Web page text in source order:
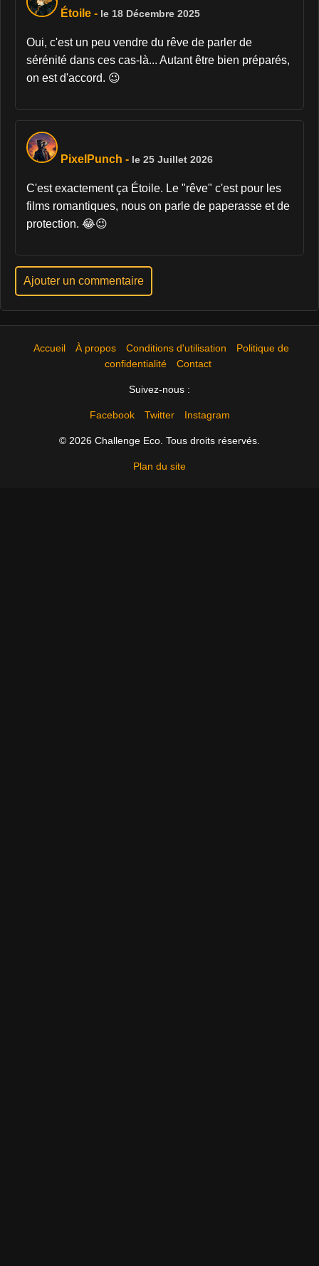
Étoile - le 18 Décembre 2025
Oui, c'est un peu vendre du rêve de parler de
sérénité dans ces cas-là... Autant être bien préparés,
on est d'accord. 😉
PixelPunch - le 25 Juillet 2026
C'est exactement ça Étoile. Le "rêve" c'est pour les
films romantiques, nous on parle de paperasse et de
protection. 😂😉
Ajouter un commentaire
Accueil À propos Conditions d'utilisation
Politique de
confidentialité
Contact
Suivez-nous :
Facebook Twitter Instagram
© 2026 Challenge Eco. Tous droits réservés.
Plan du site